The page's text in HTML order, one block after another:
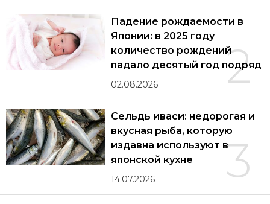
2
Падение рождаемости в
Японии: в 2025 году
количество рождений
падало десятый год подряд
02.08.2026
3
Сельдь иваси: недорогая и
вкусная рыба, которую
издавна используют в
японской кухне
14.07.2026